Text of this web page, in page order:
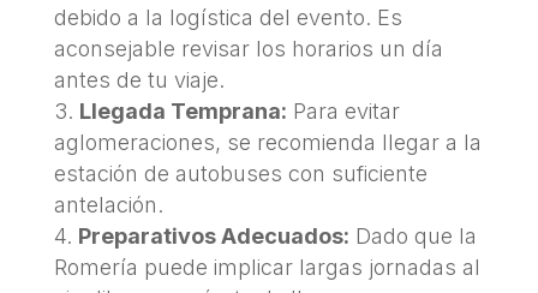
debido a la logística del evento. Es
aconsejable revisar los horarios un día
antes de tu viaje.
Llegada Temprana: Para evitar
aglomeraciones, se recomienda llegar a la
estación de autobuses con suficiente
antelación.
Preparativos Adecuados: Dado que la
Romería puede implicar largas jornadas al